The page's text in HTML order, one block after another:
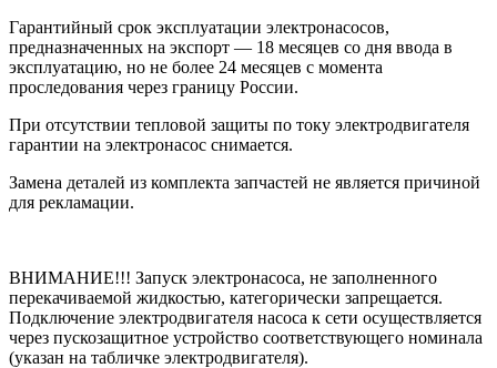
Гарантийный срок эксплуатации электронасосов,
предназначенных на экспорт — 18 месяцев со дня ввода в
эксплуатацию, но не более 24 месяцев с момента
проследования через границу России.
При отсутствии тепловой защиты по току электродвигателя
гарантии на электронасос снимается.
Замена деталей из комплекта запчастей не является причиной
для рекламации.
ВНИМАНИЕ!!! Запуск электронасоса, не заполненного
перекачиваемой жидкостью, категорически запрещается.
Подключение электродвигателя насоса к сети осуществляется
через пускозащитное устройство соответствующего номинала
(указан на табличке электродвигателя).